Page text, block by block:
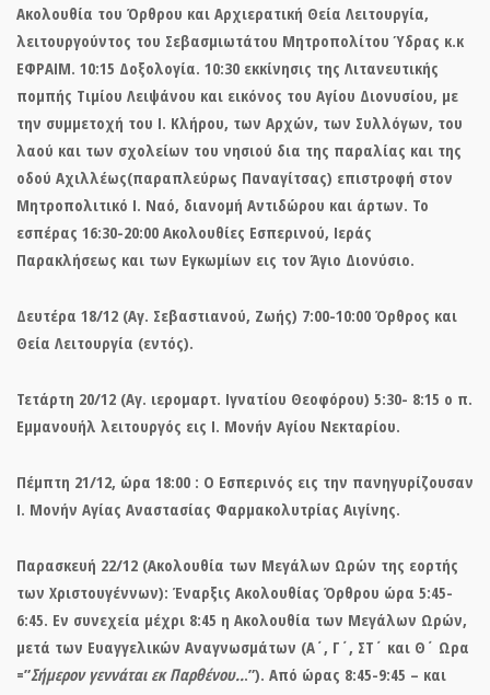
Ακολουθία του Όρθρου και Αρχιερατική Θεία Λειτουργία,
λειτουργούντος του Σεβασμιωτάτου Μητροπολίτου Ύδρας κ.κ
ΕΦΡΑΙΜ. 10:15 Δοξολογία. 10:30 εκκίνησις της Λιτανευτικής
πομπής Τιμίου Λειψάνου και εικόνος του Αγίου Διονυσίου, με
την συμμετοχή του Ι. Κλήρου, των Αρχών, των Συλλόγων, του
λαού και των σχολείων του νησιού δια της παραλίας και της
οδού Αχιλλέως(παραπλεύρως Παναγίτσας) επιστροφή στον
Μητροπολιτικό Ι. Ναό, διανομή Αντιδώρου και άρτων. Το
εσπέρας 16:30-20:00 Ακολουθίες Εσπερινού, Ιεράς
Παρακλήσεως και των Εγκωμίων εις τον Άγιο Διονύσιο.
Δευτέρα 18/12 (Αγ. Σεβαστιανού, Ζωής) 7:00-10:00 Όρθρος και
Θεία Λειτουργία (εντός).
Τετάρτη 20/12 (Αγ. ιερομαρτ. Ιγνατίου Θεοφόρου) 5:30- 8:15 ο π.
Εμμανουήλ λειτουργός εις Ι. Μονήν Αγίου Νεκταρίου.
Πέμπτη 21/12, ώρα 18:00 : Ο Εσπερινός εις την πανηγυρίζουσαν
Ι. Μονήν Αγίας Αναστασίας Φαρμακολυτρίας Αιγίνης.
Παρασκευή 22/12 (Ακολουθία των Μεγάλων Ωρών της εορτής
των Χριστουγέννων): Έναρξις Ακολουθίας Όρθρου ώρα 5:45-
6:45. Εν συνεχεία μέχρι 8:45 η Ακολουθία των Μεγάλων Ωρών,
μετά των Ευαγγελικών Αναγνωσμάτων (Α΄, Γ΄, ΣΤ΄ και Θ΄ Ωρα
=”Σήμερον γεννάται εκ Παρθένου...”). Από ώρας 8:45-9:45 – και